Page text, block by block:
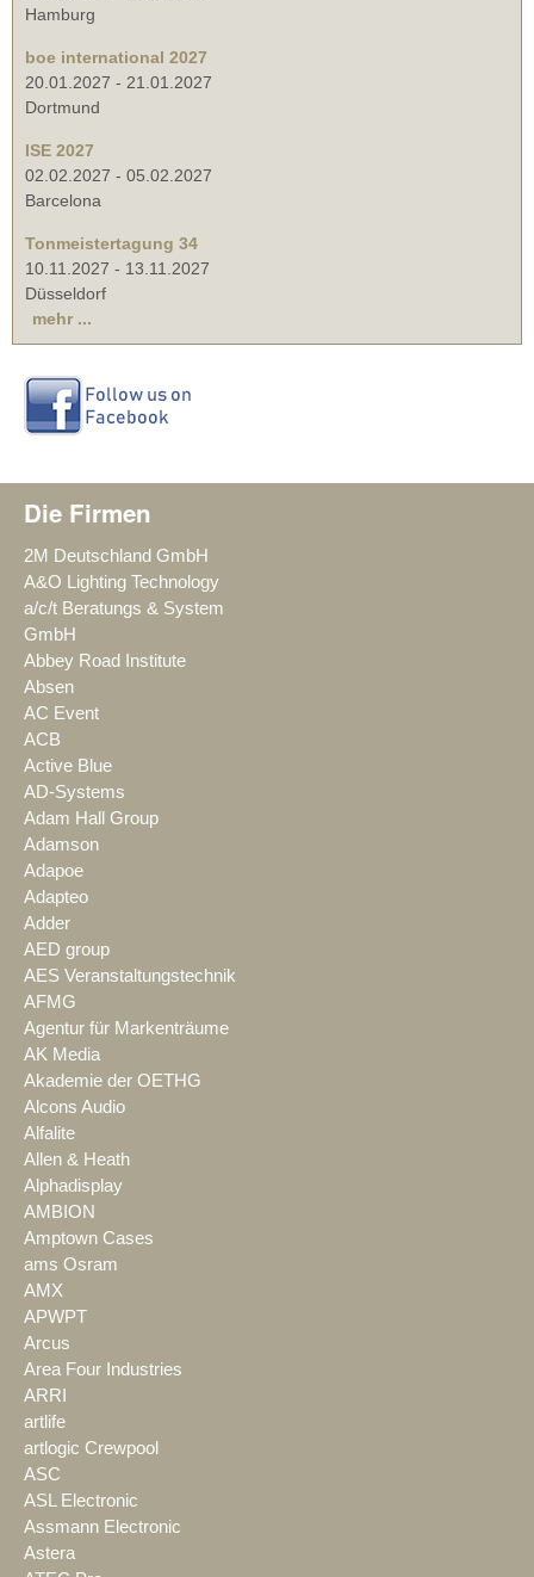
Hamburg
boe international 2027
20.01.2027 - 21.01.2027
Dortmund
ISE 2027
02.02.2027 - 05.02.2027
Barcelona
Tonmeistertagung 34
10.11.2027 - 13.11.2027
Düsseldorf
mehr ...
Die Firmen
2M Deutschland GmbH
A&O Lighting Technology
a/c/t Beratungs & System
GmbH
Abbey Road Institute
Absen
AC Event
ACB
Active Blue
AD-Systems
Adam Hall Group
Adamson
Adapoe
Adapteo
Adder
AED group
AES Veranstaltungstechnik
AFMG
Agentur für Markenträume
AK Media
Akademie der OETHG
Alcons Audio
Alfalite
Allen & Heath
Alphadisplay
AMBION
Amptown Cases
ams Osram
AMX
APWPT
Arcus
Area Four Industries
ARRI
artlife
artlogic Crewpool
ASC
ASL Electronic
Assmann Electronic
Astera